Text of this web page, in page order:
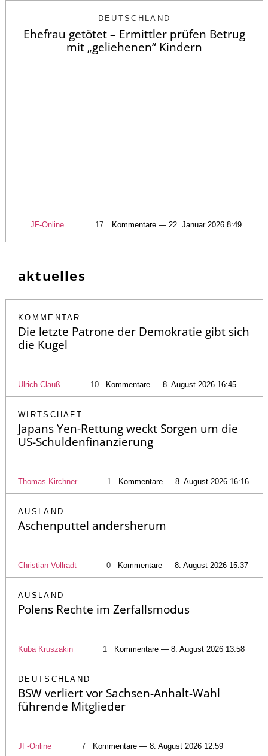
DEUTSCHLAND
Ehefrau getötet – Ermittler prüfen Betrug
mit „geliehenen“ Kindern
JF-Online 17 Kommentare — 22. Januar 2026 8:49
aktuelles
KOMMENTAR
Die letzte Patrone der Demokratie gibt sich
die Kugel
Ulrich Clauß 10 Kommentare — 8. August 2026 16:45
WIRTSCHAFT
Japans Yen-Rettung weckt Sorgen um die
US-Schuldenfinanzierung
Thomas Kirchner 1 Kommentare — 8. August 2026 16:16
AUSLAND
Aschenputtel andersherum
Christian Vollradt 0 Kommentare — 8. August 2026 15:37
AUSLAND
Polens Rechte im Zerfallsmodus
Kuba Kruszakin 1 Kommentare — 8. August 2026 13:58
DEUTSCHLAND
BSW verliert vor Sachsen-Anhalt-Wahl
führende Mitglieder
JF-Online 7 Kommentare — 8. August 2026 12:59